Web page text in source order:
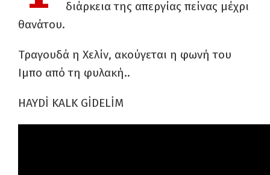
διάρκεια της απεργίας πείνας μέχρι
θανάτου.
Τραγουδά η Χελίν, ακούγεται η φωνή του
Ιμπο από τη φυλακή..
HAYDİ KALK GİDELİM